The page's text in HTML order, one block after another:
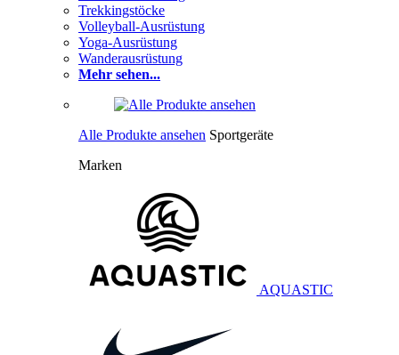
Trekkingstöcke
Volleyball-Ausrüstung
Yoga-Ausrüstung
Wanderausrüstung
Mehr sehen...
Alle Produkte ansehen Sportgeräte
Marken
AQUASTIC